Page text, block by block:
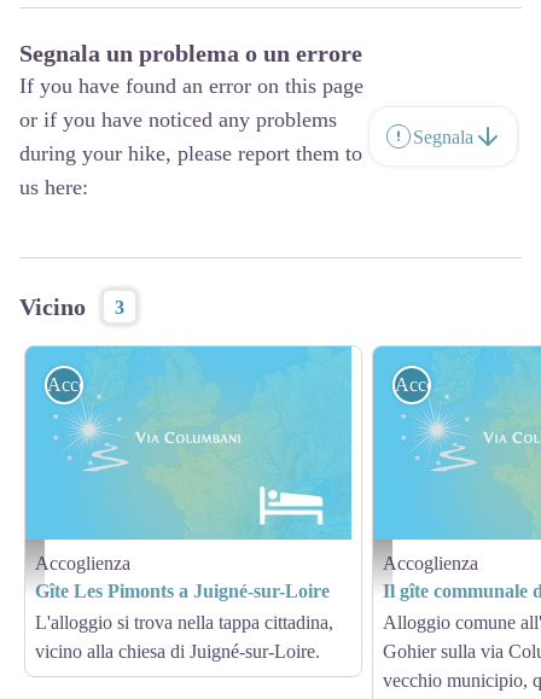
Segnala un problema o un errore
If you have found an error on this page
or if you have noticed any problems
during your hike, please report them to
us here:
Segnala
Vicino 3
Hébergement - Via Columbani
Accoglienza
Accoglienza
Gîte Les Pimonts a Juigné-sur-Loire
L'alloggio si trova nella tappa cittadina,
vicino alla chiesa di Juigné-sur-Loire.
Hébergement - Via
Accoglienza
Accoglienza
Il gîte communale
Alloggio comune
Gohier sulla via
vecchio municipio,